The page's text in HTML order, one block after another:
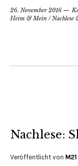
26. November 2016
Heim & Mein /Nachlese
Nachlese:
Veröffentlicht von M21